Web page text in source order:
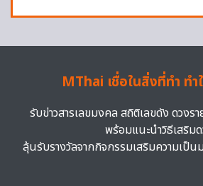
MThai เชื่อในสิ่งที่ทำ ทำ
รับข่าวสารเลขมงคล สถิติเลขดัง ดวงร
พร้อมแนะนำวิธีเสริม
ลุ้นรับรางวัลจากกิจกรรมเสริมความเป็